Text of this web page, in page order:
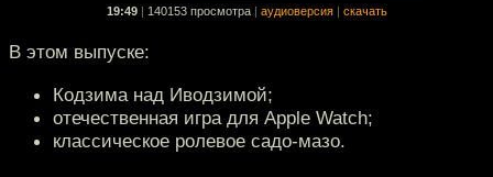
19:49 140153 просмотра аудиоверсия скачать
В этом выпуске:
Кодзима над Иводзимой;
отечественная игра для Apple Watch;
классическое ролевое садо-мазо.